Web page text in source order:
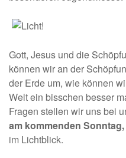
Gott, Jesus und die
können wir an der
der Erde um, wie können
Welt ein bisschen besser
Fragen stellen wir uns bei
am kommenden
im Lichtblick.